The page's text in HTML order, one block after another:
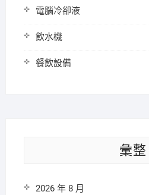
電腦冷卻液
飲水機
餐飲設備
彙整
2026 年 8 月